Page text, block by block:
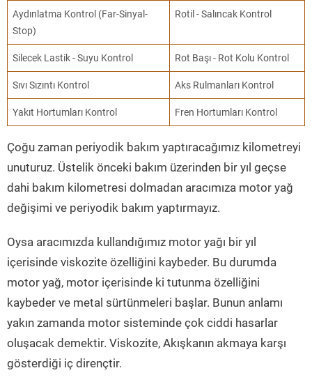
Aydınlatma Kontrol (Far-Sinyal-
Stop)
Rotil - Salıncak Kontrol
Silecek Lastik - Suyu Kontrol Rot Başı - Rot Kolu Kontrol
Sıvı Sızıntı Kontrol Aks Rulmanları Kontrol
Yakıt Hortumları Kontrol Fren Hortumları Kontrol
Çoğu zaman periyodik bakım yaptıracağımız kilometreyi
unuturuz. Üstelik önceki bakım üzerinden bir yıl geçse
dahi bakım kilometresi dolmadan aracımıza motor yağ
değişimi ve periyodik bakım yaptırmayız.
Oysa aracımızda kullandığımız motor yağı bir yıl
içerisinde viskozite özelliğini kaybeder. Bu durumda
motor yağ, motor içerisinde ki tutunma özelliğini
kaybeder ve metal sürtünmeleri başlar. Bunun anlamı
yakın zamanda motor sisteminde çok ciddi hasarlar
oluşacak demektir. Viskozite, Akışkanın akmaya karşı
gösterdiği iç dirençtir.